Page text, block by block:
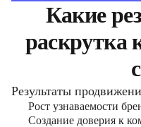
Какие
раскрутка
Результаты
Рост узнаваемости
Создание доверия к